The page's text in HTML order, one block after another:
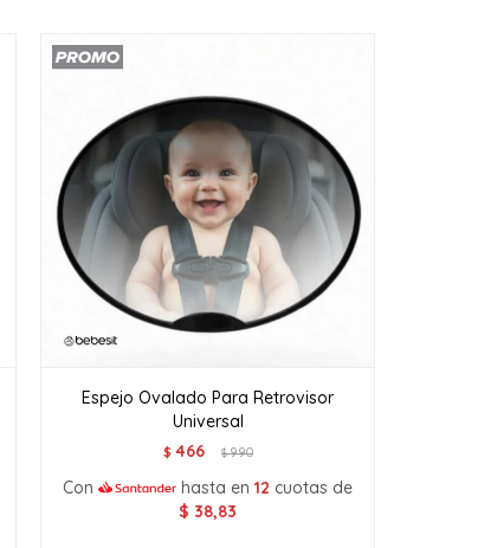
Espejo Ovalado Para Retrovisor
Universal
$ 466 $990
Con hasta en12 cuotas de
$ 38,83